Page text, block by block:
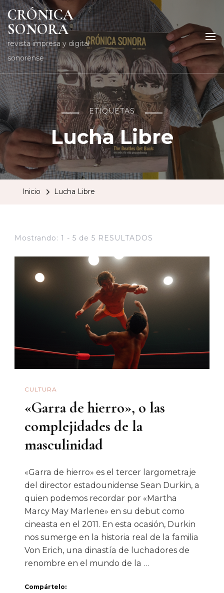
CRÓNICA
SONORA
revista impresa y digital
sonorense
ETIQUETAS
Lucha Libre
Inicio Lucha Libre
Mostrando: 1 - 5 de 5 RESULTADOS
CULTURA
«Garra de hierro», o las
complejidades de la
masculinidad
«Garra de hierro» es el tercer largometraje
del director estadounidense Sean Durkin, a
quien podemos recordar por «Martha
Marcy May Marlene» en su debut como
cineasta en el 2011. En esta ocasión, Durkin
nos sumerge en la historia real de la familia
Von Erich, una dinastía de luchadores de
renombre en el mundo de la …
Compártelo: